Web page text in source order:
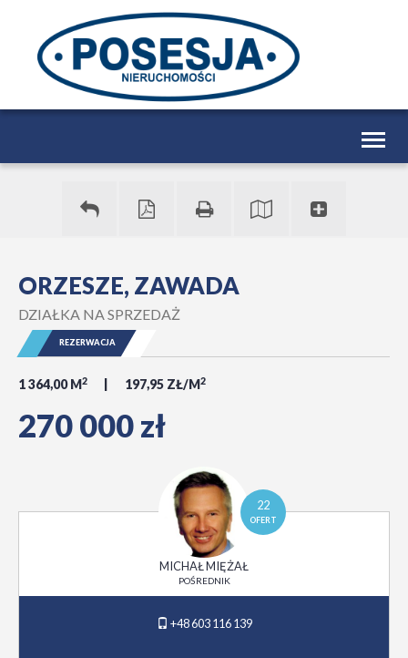
ORZESZE, ZAWADA
DZIAŁKA NA SPRZEDAŻ
1 364,00 M2 197,95 ZŁ/M2
270 000 zł
REZERWACJA
22
OFERT
MICHAŁ MIĘŻAŁ
POŚREDNIK
+48 603 116 139